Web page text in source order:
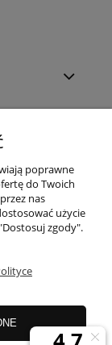
poprawne
do Twoich
nas
użycie
zgody".